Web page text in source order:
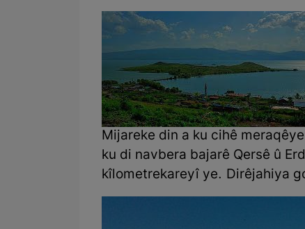
Mijareke din a ku cihê
ku di navbera bajarê Qersê û
kîlometrekareyî ye. Dirêjahiya